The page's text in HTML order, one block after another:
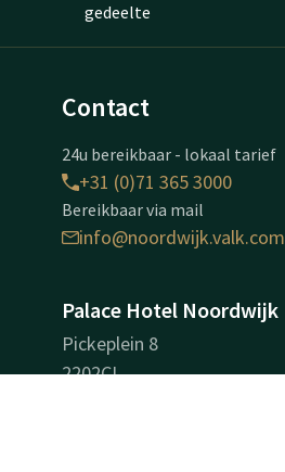
gedeelte
Contact
24u bereikbaar - lokaal tarief
+31 (0)71 365 3000
Bereikbaar via mail
info@noordwijk.valk.com
Palace Hotel Noordwijk
Pickeplein 8
2202CL